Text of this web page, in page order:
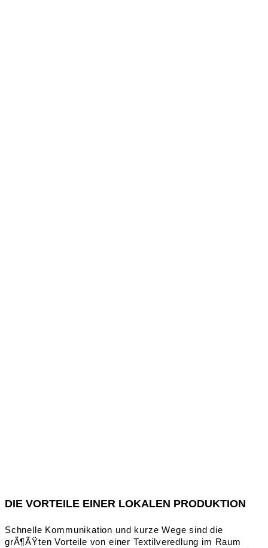
DIE VORTEILE EINER LOKALEN PRODUKTION
Schnelle Kommunikation und kurze Wege sind die
grÃ¶ÃŸten Vorteile von einer Textilveredlung im Raum